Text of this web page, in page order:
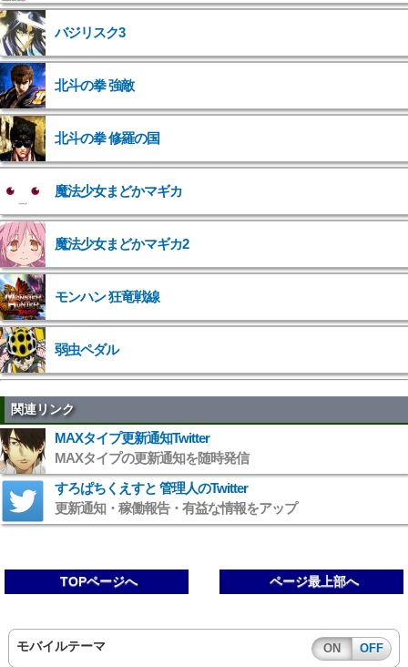
バジリスク3
北斗の拳 強敵
北斗の拳 修羅の国
魔法少女まどかマギカ
魔法少女まどかマギカ2
モンハン 狂竜戦線
弱虫ペダル
関連リンク
MAXタイプ更新通知Twitter
MAXタイプの更新通知を随時発信
すろぱちくえすと 管理人のTwitter
更新通知・稼働報告・有益な情報をアップ
TOPページへ ページ最上部へ
モバイルテーマ ON OFF